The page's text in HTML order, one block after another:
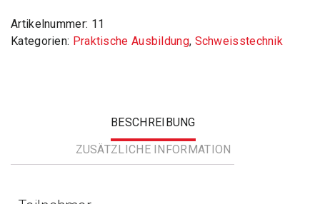
Artikelnummer: 11
Kategorien: Praktische Ausbildung, Schweisstechnik
BESCHREIBUNG
ZUSÄTZLICHE INFORMATION